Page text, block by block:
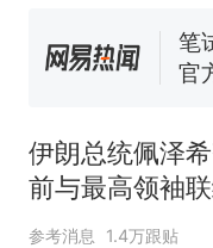
来
笔
官
热
么
伊朗总统佩泽
前与最高领袖
难"
参考消息 1.4万跟贴